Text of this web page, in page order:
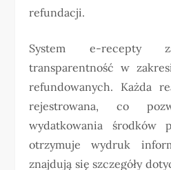
refundacji.
System e-recepty
transparentność w
refundowanych. Każda
rejestrowana, co
wydatkowania środków
otrzymuje wydruk
znajdują się szczegóły